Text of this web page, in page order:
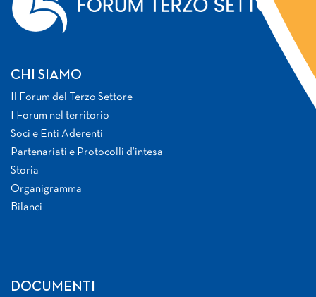
CHI SIAMO
Il Forum del Terzo Settore
I Forum nel territorio
Soci e Enti Aderenti
Partenariati e Protocolli d’intesa
Storia
Organigramma
Bilanci
DOCUMENTI